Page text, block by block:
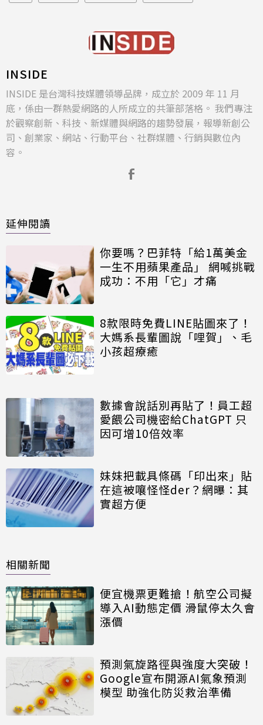
INSIDE
INSIDE 是台灣科技媒體領導品牌，成立於 2009 年 11 月
底，係由一群熱愛網路的人所成立的共筆部落格。 我們專注
於觀察創新、科技、新媒體與網路的趨勢發展，報導新創公
司、創業家、網站、行動平台、社群媒體、行銷與數位內
容。
延伸閱讀
你要嗎？巴菲特「給1萬美金
一生不用蘋果產品」 網喊挑戰
成功：不用「它」才痛
8款限時免費LINE貼圖來了！
大媽系長輩圖說「哩賀」、毛
小孩超療癒
數據會說話別再貼了！員工超
愛餵公司機密給ChatGPT 只
因可增10倍效率
妹妹把載具條碼「印出來」貼
在這被嚷怪怪der？網曝：其
實超方便
相關新聞
便宜機票更難搶！航空公司擬
導入AI動態定價 滑鼠停太久會
漲價
預測氣旋路徑與強度大突破！
Google宣布開源AI氣象預測
模型 助強化防災救治準備